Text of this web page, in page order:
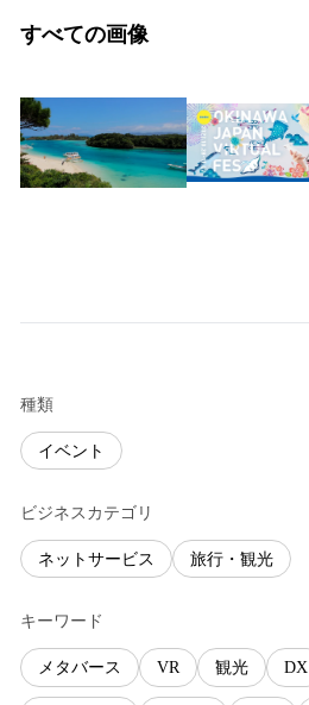
すべての画像
種類
イベント
ビジネスカテゴリ
ネットサービス 旅行・観光
キーワード
メタバース VR 観光 DX